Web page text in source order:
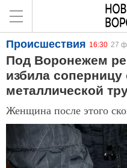
Происшествия 16:30 27
Под Воронежем
избила соперницу
металлической
Женщина после этого